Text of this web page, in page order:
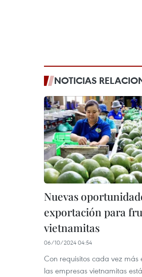
NOTICIAS
Nuevas
exportación para
vietnamitas
06/10/2024 04:54
Con requisitos cada vez más
las empresas vietnamitas